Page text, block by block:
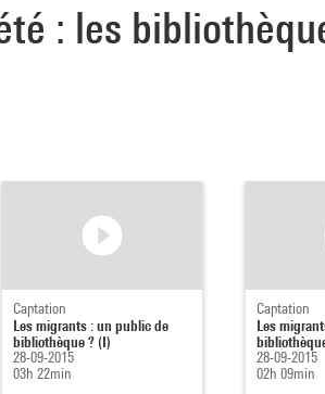
: les
Captation
Les migrants : un public de
bibliothèque ? (I)
28-09-2015
03h 22min
Captation
Les
28-09-2015
02h 09min